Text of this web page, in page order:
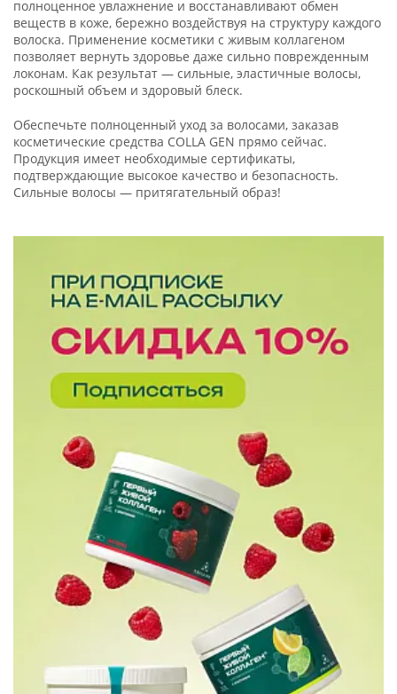
полноценное увлажнение и восстанавливают обмен
веществ в коже, бережно воздействуя на структуру каждого
волоска. Применение косметики с живым коллагеном
позволяет вернуть здоровье даже сильно поврежденным
локонам. Как результат — сильные, эластичные волосы,
роскошный объем и здоровый блеск.
Обеспечьте полноценный уход за волосами, заказав
косметические средства COLLA GEN прямо сейчас.
Продукция имеет необходимые сертификаты,
подтверждающие высокое качество и безопасность.
Сильные волосы — притягательный образ!